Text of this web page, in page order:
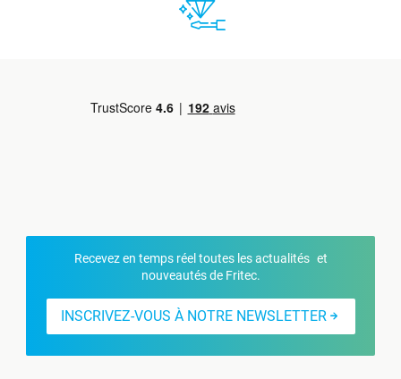
Recevez en temps réel toutes les actualités et
nouveautés de Fritec.
INSCRIVEZ-VOUS À NOTRE NEWSLETTER